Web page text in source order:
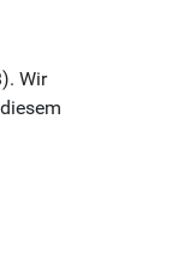
Wir